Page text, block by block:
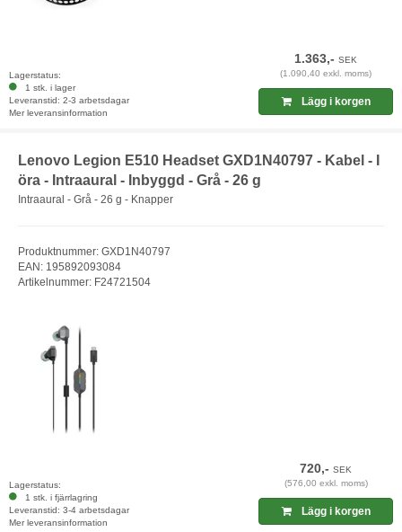
Lagerstatus:
1 stk. i lager
Leveranstid: 2-3 arbetsdagar
Mer leveransinformation
1.363,-SEK
(1.090,40 exkl. moms)
Lägg i korgen
Lenovo Legion E510 Headset GXD1N40797 - Kabel - I
öra - Intraaural - Inbyggd - Grå - 26 g
Intraaural - Grå - 26 g - Knapper
Produktnummer: GXD1N40797
EAN: 195892093084
Artikelnummer: F24721504
Lagerstatus:
1 stk. i fjärrlagring
Leveranstid: 3-4 arbetsdagar
Mer leveransinformation
720,-SEK
(576,00 exkl. moms)
Lägg i korgen